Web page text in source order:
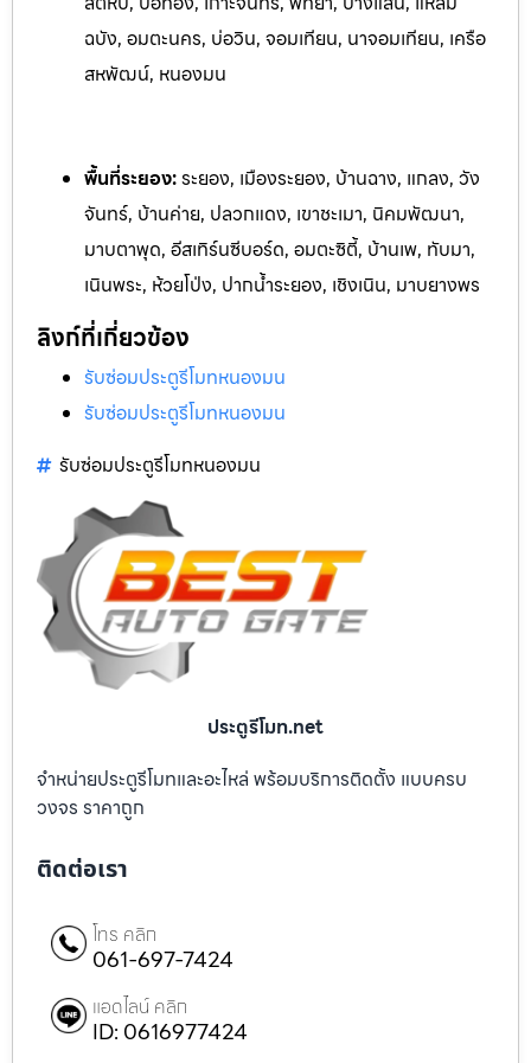
ฉบัง, อมตะนคร, บ่อวิน, จอมเทียน, นาจอมเทียน, เครือ
สหพัฒน์, หนองมน
พื้นที่ระยอง:ระยอง, เมืองระยอง, บ้านฉาง, แกลง, วัง
จันทร์, บ้านค่าย, ปลวกแดง, เขาชะเมา, นิคมพัฒนา,
มาบตาพุด, อีสเทิร์นซีบอร์ด, อมตะซิตี้, บ้านเพ, ทับมา,
เนินพระ, ห้วยโป่ง, ปากน้ำระยอง, เชิงเนิน, มาบยางพร
ลิงก์ที่เกี่ยวข้อง
รับซ่อมประตูรีโมทหนองมน
รับซ่อมประตูรีโมทหนองมน
รับซ่อมประตูรีโมทหนองมน
ประตูรีโมท.net
จำหน่ายประตูรีโมทและอะไหล่ พร้อมบริการติดตั้ง แบบครบ
วงจร ราคาถูก
ติดต่อเรา
โทร คลิก
061-697-7424
แอดไลน์ คลิก
ID: 0616977424